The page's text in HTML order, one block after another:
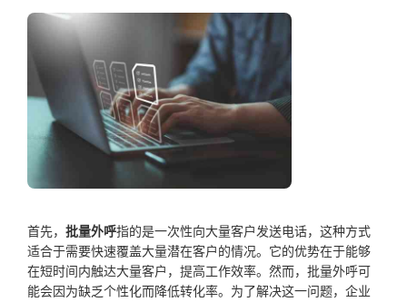
首先， 批量外呼指的是一次性向大量客户发送电话，这种方式
适合于需要快速覆盖大量潜在客户的情况。它的优势在于能够
在短时间内触达大量客户，提高工作效率。然而，批量外呼可
能会因为缺乏个性化而降低转化率。为了解决这一问题，企业